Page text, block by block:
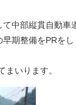
中部縦貫自動車
期整備をPRをし
いります。